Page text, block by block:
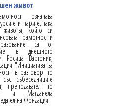
живот
означава
и парите, така
който си
грамотност и
са от
в днешното
Вартоник,
"Инициатива за
в разговор по
събеседниците
преподавател по
и Магданела
на Фондация